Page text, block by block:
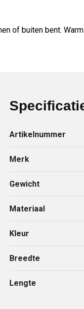
of buiten bent.
Artikelnummer
Merk
Gewicht
Materiaal
Kleur
Breedte
Lengte